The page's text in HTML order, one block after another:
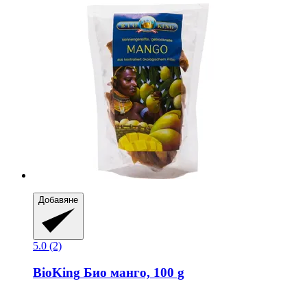
Добавяне
5.0 (2)
BioKing Био манго, 100 g